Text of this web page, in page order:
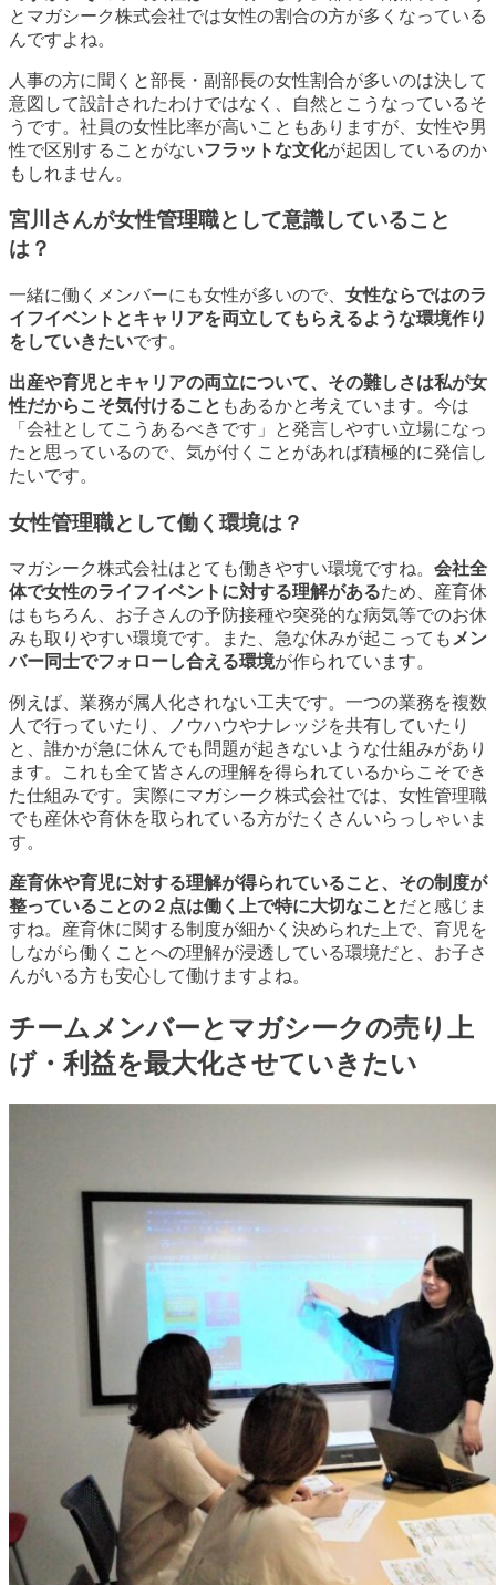
とマガシーク株式会社では女性の割合の方が多くなっている
んですよね。
人事の方に聞くと部長・副部長の女性割合が多いのは決して
意図して設計されたわけではなく、自然とこうなっているそ
うです。社員の女性比率が高いこともありますが、女性や男
性で区別することがないフラットな文化が起因しているのか
もしれません。
宮川さんが女性管理職として意識していること
は？
一緒に働くメンバーにも女性が多いので、 女性ならではのラ
イフイベントとキャリアを両立してもらえるような環境作り
をしていきたいです。
出産や育児とキャリアの両立について、その難しさは私が女
性だからこそ気付けること もあるかと考えています。今は
「会社としてこうあるべきです」と発言しやすい立場になっ
たと思っているので、気が付くことがあれば積極的に発信し
たいです。
女性管理職として働く環境は？
マガシーク株式会社はとても働きやすい環境ですね。 会社全
体で女性のライフイベントに対する理解があるため、産育休
はもちろん、お子さんの予防接種や突発的な病気等でのお休
みも取りやすい環境です。また、急な休みが起こってもメン
バー同士でフォローし合える環境が作られています。
例えば、業務が属人化されない工夫です。一つの業務を複数
人で行っていたり、ノウハウやナレッジを共有していたり
と、誰かが急に休んでも問題が起きないような仕組みがあり
ます。これも全て皆さんの理解を得られているからこそでき
た仕組みです。実際にマガシーク株式会社では、女性管理職
でも産休や育休を取られている方がたくさんいらっしゃいま
す。
産育休や育児に対する理解が得られていること、その制度が
整っていることの２点は働く上で特に大切なことだと感じま
すね。産育休に関する制度が細かく決められた上で、育児を
しながら働くことへの理解が浸透している環境だと、お子さ
んがいる方も安心して働けますよね。
チームメンバーとマガシークの売り上
げ・利益を最大化させていきたい